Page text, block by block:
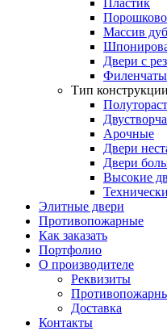
Пластик
Массив
Двери с
Тип конструкции
Арочные
Двери
Двери
Высокие
Элитные двери
Противопожарные
Как заказать
Портфолио
О производителе
Реквизиты
Доставка
Контакты